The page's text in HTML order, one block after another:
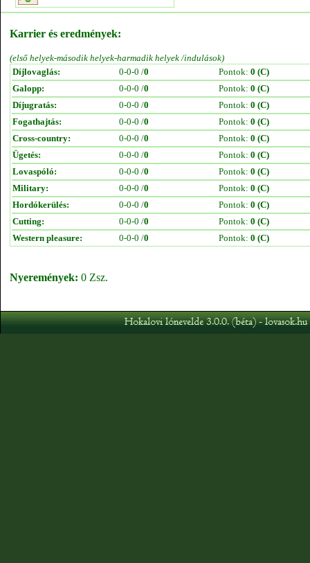
Karrier és eredmények:
(első helyek-második helyek-harmadik helyek /indulások)
Díjlovaglás:
0-0-0 /0 Pontok: 0 (C)
Galopp:
0-0-0 /0 Pontok: 0 (C)
Díjugratás:
0-0-0 /0 Pontok: 0 (C)
Fogathajtás:
0-0-0 /0 Pontok: 0 (C)
Cross-country:
0-0-0 /0 Pontok: 0 (C)
Ügetés:
0-0-0 /0 Pontok: 0 (C)
Lovaspóló:
0-0-0 /0 Pontok: 0 (C)
Military:
0-0-0 /0 Pontok: 0 (C)
Hordókerülés:
0-0-0 /0 Pontok: 0 (C)
Cutting:
0-0-0 /0 Pontok: 0 (C)
Western pleasure:
0-0-0 /0 Pontok: 0 (C)
Nyeremények: 0 Zsz.